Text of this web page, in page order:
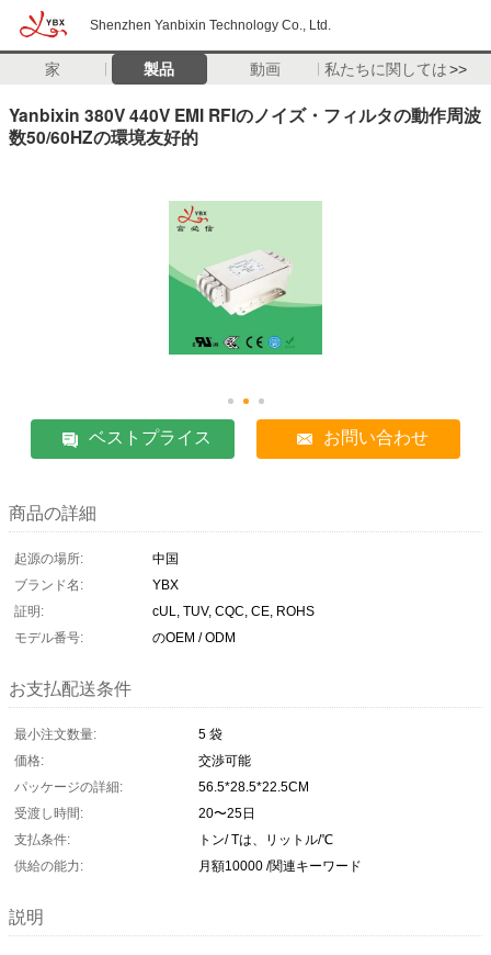
Shenzhen Yanbixin Technology Co., Ltd.
家 製品 動画 私たちに関しては>>
Yanbixin 380V 440V EMI RFIのノイズ・フィルタの動作周波
数50/60HZの環境友好的
ベストプライス お問い合わせ
商品の詳細
起源の場所:
中国
ブランド名:
YBX
証明:
cUL, TUV, CQC, CE, ROHS
モデル番号:
のOEM / ODM
お支払配送条件
最小注文数量:
5 袋
価格:
交渉可能
パッケージの詳細:
56.5*28.5*22.5CM
受渡し時間:
20〜25日
支払条件:
トン/ Tは、リットル/℃
供給の能力:
月額10000 /関連キーワード
説明